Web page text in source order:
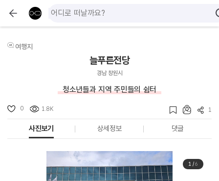
여행지
늘푸른전당
경남 창원시
청소년들과 지역 주민들의 쉼터
0 1.8K 1
사진보기 상세정보 댓글
1/6